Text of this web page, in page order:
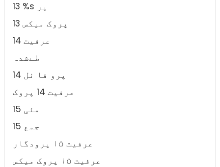
13 %s پر
13 پروک میکس
عرفیت 14
طےشدہ
14 پرو فا ئل
عرفیت 14 پروک
15 مئی
15 جمع
عرفیت ۱۵ پرودگار
عرفیت ۱۵ پروک میکس